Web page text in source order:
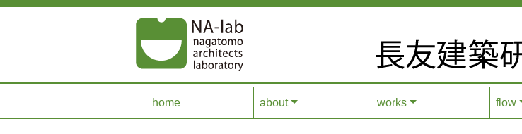
home
about works flow